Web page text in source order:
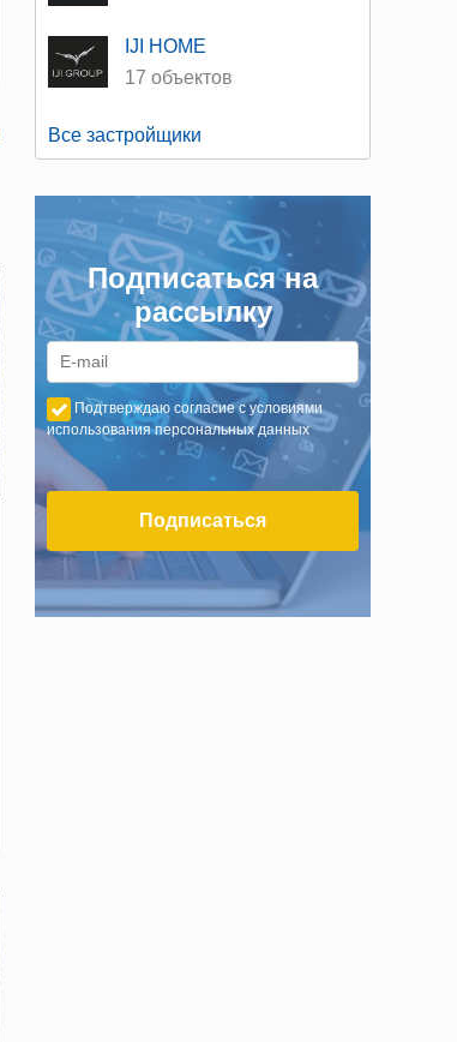
IJI HOME
17 объектов
Все застройщики
Подписаться на
рассылку
Подтверждаю согласие с условиями
использования персональных данных
Подписаться